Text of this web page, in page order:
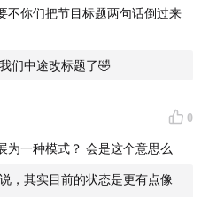
不你们把节目标题两句话倒过来
们中途改标题了🤣
0
为一种模式？ 会是这个意思么
，其实目前的状态是更有点像